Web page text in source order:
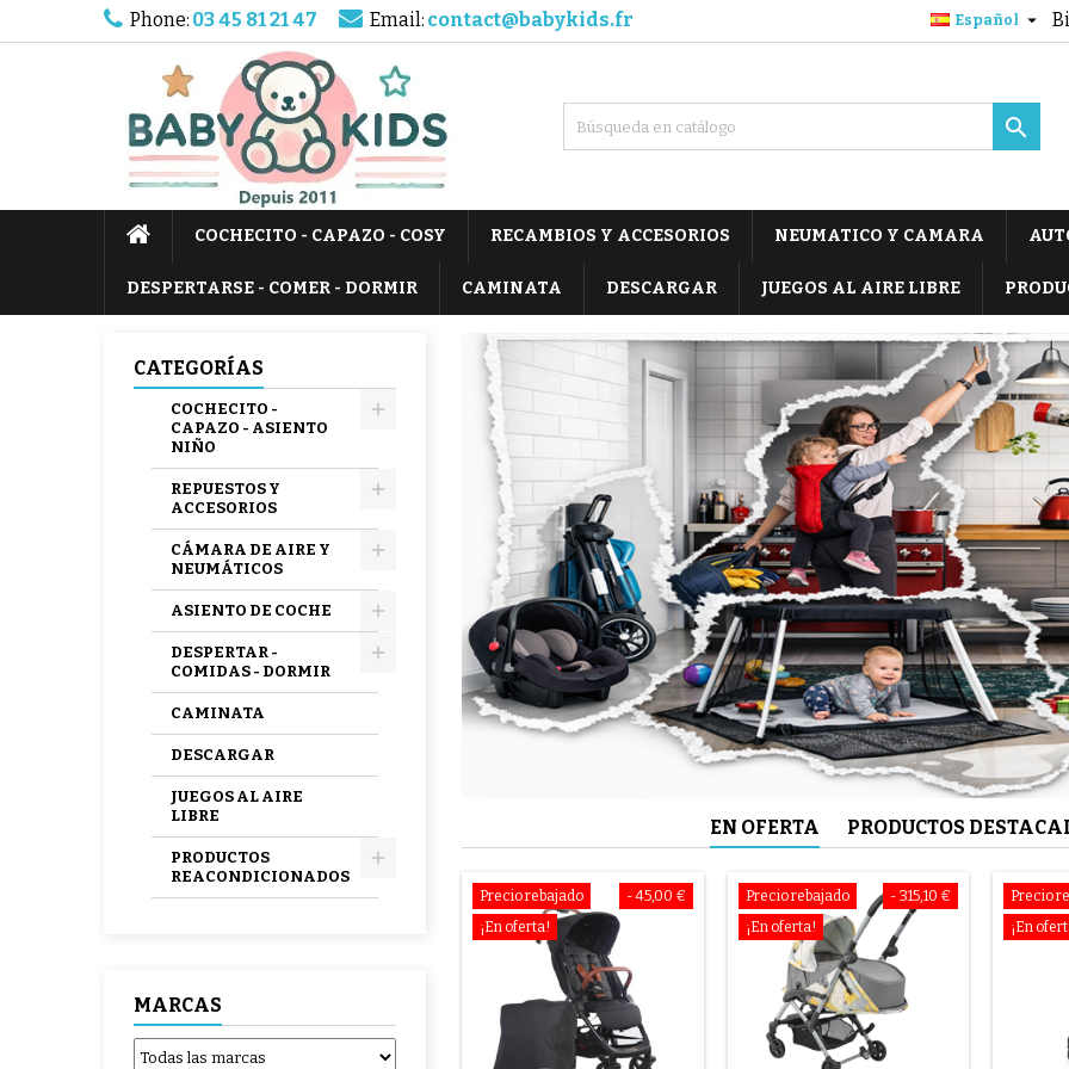
Phone: 03 45 81 21 47 Email: contact@babykids.fr Español 

COCHECITO - CAPAZO - COSY RECAMBIOS Y ACCESORIOS NEUMATICO Y CAMARA
DESPERTARSE - COMER - DORMIR CAMINATA DESCARGAR JUEGOS AL AIRE LIBRE
CATEGORÍAS
COCHECITO -
CAPAZO - ASIENTO
NIÑO
REPUESTOS Y
ACCESORIOS
CÁMARA DE AIRE Y
NEUMÁTICOS
ASIENTO DE COCHE
DESPERTAR -
COMIDAS - DORMIR
CAMINATA
DESCARGAR
JUEGOS AL AIRE
LIBRE
PRODUCTOS
REACONDICIONADOS
MARCAS
EN OFERTA PRODUCTOS
- 45,00 €
Precio rebajado
¡En oferta!
- 315,10 €
Precio rebajado
¡En oferta!
Precio
¡En